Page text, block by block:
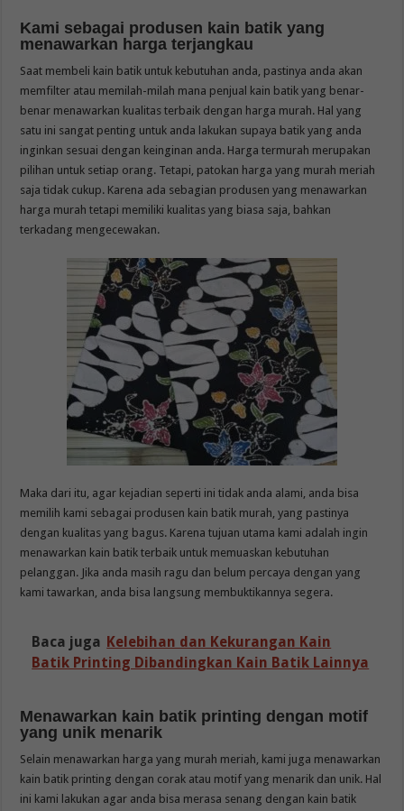
Kami sebagai produsen kain batik yang
menawarkan harga terjangkau
Saat membeli kain batik untuk kebutuhan anda, pastinya anda akan
memfilter atau memilah-milah mana penjual kain batik yang benar-
benar menawarkan kualitas terbaik dengan harga murah. Hal yang
satu ini sangat penting untuk anda lakukan supaya batik yang anda
inginkan sesuai dengan keinginan anda. Harga termurah merupakan
pilihan untuk setiap orang. Tetapi, patokan harga yang murah meriah
saja tidak cukup. Karena ada sebagian produsen yang menawarkan
harga murah tetapi memiliki kualitas yang biasa saja, bahkan
terkadang mengecewakan.
Maka dari itu, agar kejadian seperti ini tidak anda alami, anda bisa
memilih kami sebagai produsen kain batik murah, yang pastinya
dengan kualitas yang bagus. Karena tujuan utama kami adalah ingin
menawarkan kain batik terbaik untuk memuaskan kebutuhan
pelanggan. Jika anda masih ragu dan belum percaya dengan yang
kami tawarkan, anda bisa langsung membuktikannya segera.
Baca juga Kelebihan dan Kekurangan Kain
Batik Printing Dibandingkan Kain Batik Lainnya
Menawarkan kain batik printing dengan motif
yang unik menarik
Selain menawarkan harga yang murah meriah, kami juga menawarkan
kain batik printing dengan corak atau motif yang menarik dan unik. Hal
ini kami lakukan agar anda bisa merasa senang dengan kain batik